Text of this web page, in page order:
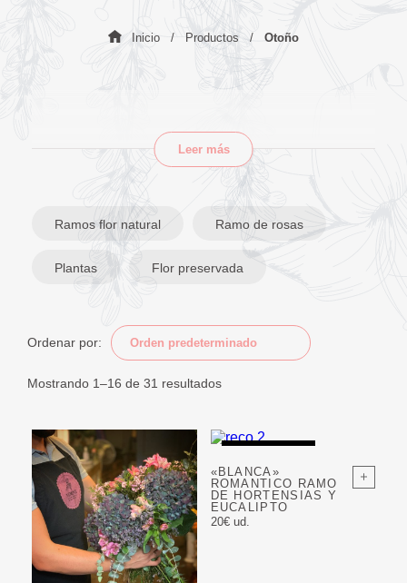
Inicio Productos Otoño
Leer más
Ramos flor natural Ramo de rosas
Plantas Flor preservada
Ordenar por:
Mostrando 1–16 de 31 resultados
«BLANCA»
ROMANTICO RAMO
DE HORTENSIAS Y
EUCALIPTO
20€ ud.